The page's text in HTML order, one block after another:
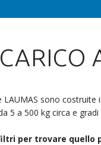
sono costruite
5 a 500 kg circa e
per trovare quello